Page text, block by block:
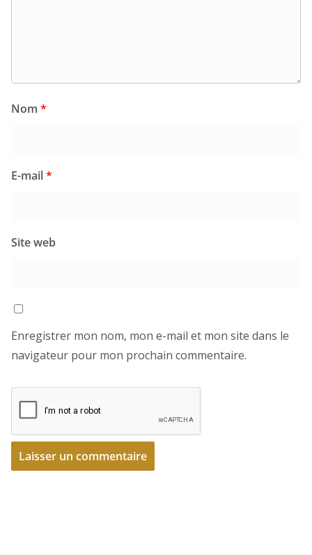
Nom *
E-mail*
Site web
Enregistrer mon nom, mon e-mail et mon site dans le
navigateur pour mon prochain commentaire.